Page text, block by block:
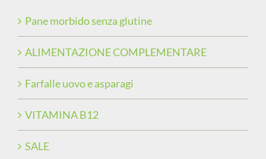
Pane morbido senza glutine
ALIMENTAZIONE COMPLEMENTARE
Farfalle uovo e asparagi
VITAMINA B12
SALE